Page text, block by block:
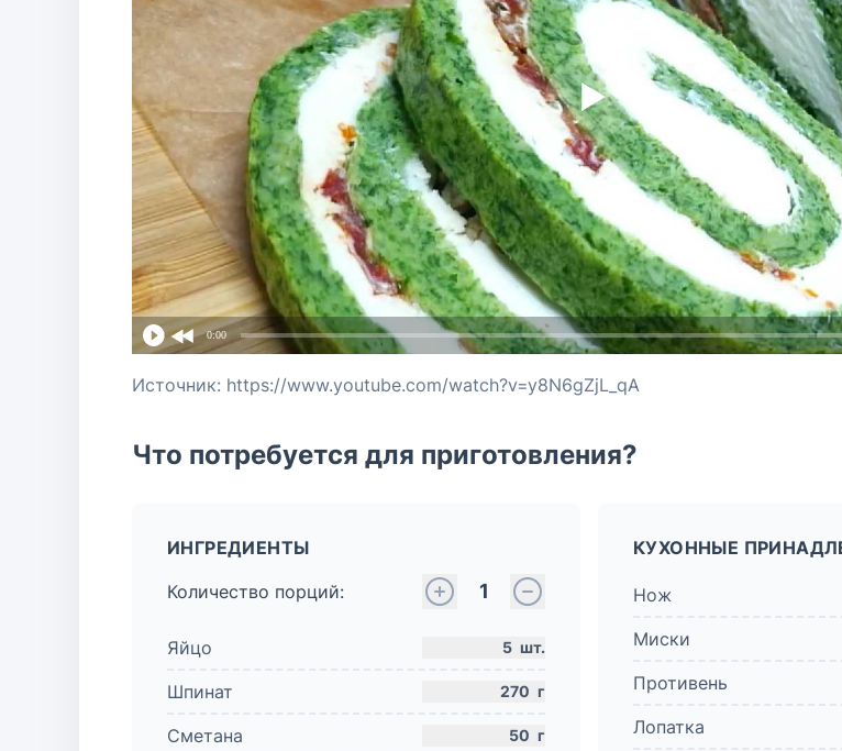
0:00
Источник: https://www.youtube.com/watch?v=y8N6gZjL_qA
Что потребуется для приготовления?
ИНГРЕДИЕНТЫ
Количество порций:
1
Яйцо 5 шт.
Шпинат 270 г
Сметана 50 г
КУХОННЫЕ
Нож
Миски
Противень
Лопатка